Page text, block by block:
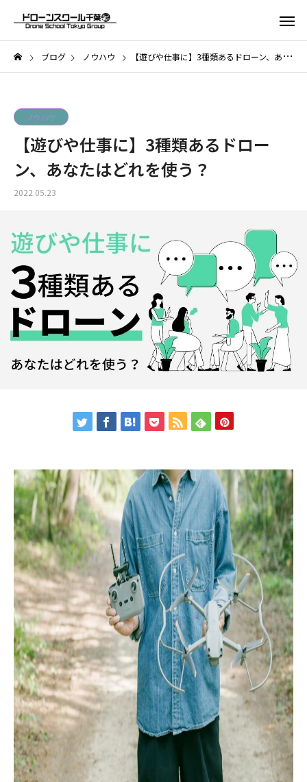
ブログ ノウハウ 【遊びや仕事に】3種類あるドローン、あなたはどれを使う？
ノウハウ
【遊びや仕事に】3種類あるドロー
ン、あなたはどれを使う？
2022.05.23